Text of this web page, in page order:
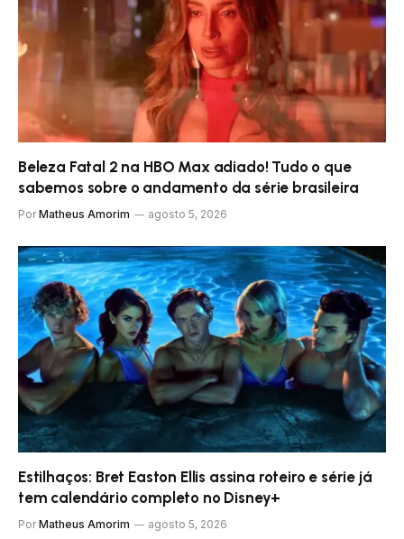
Beleza Fatal 2 na HBO Max adiado! Tudo o que
sabemos sobre o andamento da série brasileira
Por Matheus Amorim agosto 5, 2026
Estilhaços: Bret Easton Ellis assina roteiro e série já
tem calendário completo no Disney+
Por Matheus Amorim agosto 5, 2026